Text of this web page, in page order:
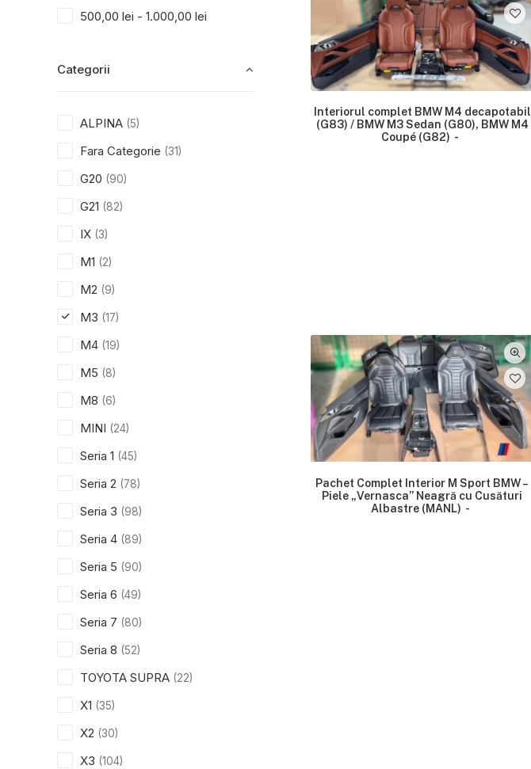
500,00 lei - 1.000,00 lei
Categorii
ALPINA (5)
Fara Categorie (31)
G20 (90)
G21 (82)
IX (3)
M1 (2)
M2 (9)
M3 (17)
M4 (19)
M5 (8)
M8 (6)
MINI (24)
Seria 1 (45)
Seria 2 (78)
Seria 3 (98)
Seria 4 (89)
Seria 5 (90)
Seria 6 (49)
Seria 7 (80)
Seria 8 (52)
TOYOTA SUPRA (22)
X1 (35)
X2 (30)
X3 (104)
Interiorul complet BMW M4 decapotabil
(G83) / BMW M3 Sedan (G80), BMW M4
Coupé (G82)
Pachet Complet Interior M Sport BMW –
Piele „Vernasca” Neagră cu Cusături
Albastre (MANL)